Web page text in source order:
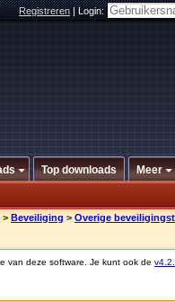
Registreren|Login:
Top downloads Meer
> Beveiliging > Overige
van deze software. Je kunt ook de